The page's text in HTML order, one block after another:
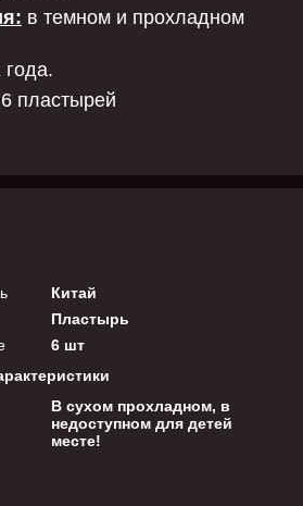
в темном и прохладном
года.
6 пластырей
Китай
Пластырь
6 шт
В сухом прохладном, в
недоступном для детей
месте!